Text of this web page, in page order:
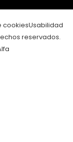
cookiesUsabilidad
reservados.